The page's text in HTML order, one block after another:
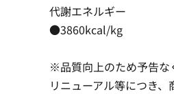
代謝エネルギー
●3860kcal/kg
※品質向上のため予告な
リニューアル等につき